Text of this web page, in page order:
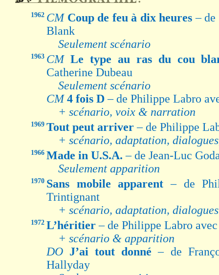
1962 CM Coup de feu à dix heures– de
Blank
Seulement scénario
1963 CM Le type au ras du cou
Catherine Dubeau
Seulement scénario
CM 4 fois D– de Philippe Labro
+ scénario, voix & narration
1969 Tout peut arriver– de Philippe
+ scénario, adaptation,
1966 Made in U.S.A.– de Jean-Luc
Seulement apparition
1970 Sans mobile apparent– de
Trintignant
+ scénario, adaptation,
1972 L’héritier– de Philippe Labro
+ scénario & apparition
DO J’ai tout donné– de
Hallyday